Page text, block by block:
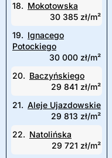
18. Mokotowska
30 385 zł/m²
19. Ignacego
Potockiego
30 000 zł/m²
20. Baczyńskiego
29 841 zł/m²
21. Aleje Ujazdowskie
29 813 zł/m²
22. Natolińska
29 721 zł/m²